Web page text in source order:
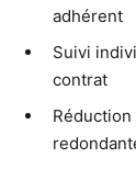
adhérent
Suivi
contrat